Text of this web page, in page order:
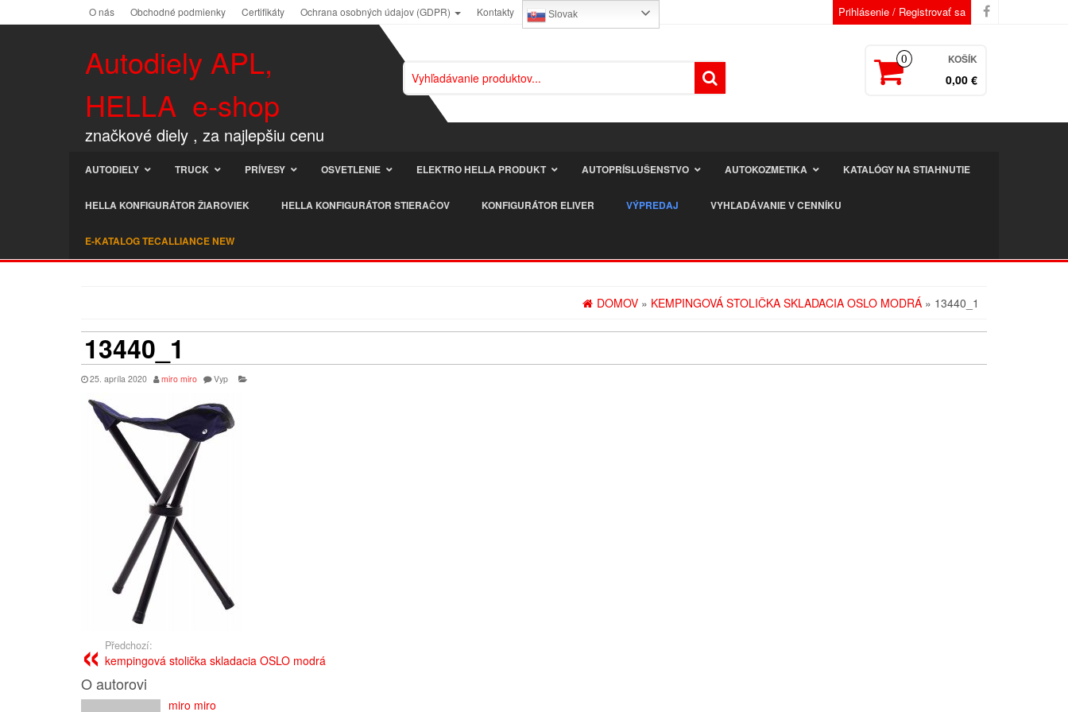
O nás Obchodné podmienky Certifikáty Ochrana osobných údajov (GDPR) Kontakty Slovak Prihlásenie / Registrovať sa
Autodiely APL,
HELLA e-shop
značkové diely , za najlepšiu cenu
0 KOŠÍK
0,00 €
AUTODIELY TRUCK PRÍVESY OSVETLENIE ELEKTRO HELLA PRODUKT AUTOPRÍSLUŠENSTVO AUTOKOZMETIKA KATALÓGY NA STIAHNUTIE
HELLA KONFIGURÁTOR ŽIAROVIEK HELLA KONFIGURÁTOR STIERAČOV KONFIGURÁTOR ELIVER VÝPREDAJ VYHĽADÁVANIE V CENNÍKU
E-KATALOG TECALLIANCE NEW
DOMOV » KEMPINGOVÁ STOLIČKA SKLADACIA OSLO MODRÁ » 13440_1
13440_1
25. apríla 2020 miro miro Vyp
Předchozí:
kempingová stolička skladacia OSLO modrá
O autorovi
miro miro